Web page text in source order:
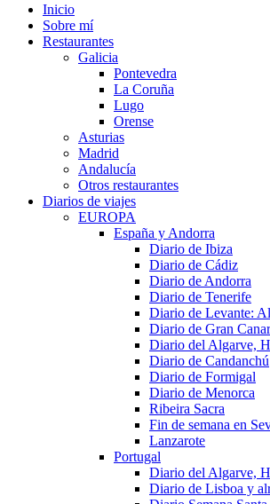
Inicio
Sobre mí
Restaurantes
Galicia
Pontevedra
La Coruña
Lugo
Orense
Asturias
Madrid
Andalucía
Otros restaurantes
Diarios de viajes
EUROPA
España y Andorra
Diario de Ibiza
Diario de Cádiz
Diario de Andorra
Diario de Tenerife
Diario de Levante:
Diario de Gran
Diario del Algarve,
Diario de Candanchú
Diario de Formigal
Diario de Menorca
Ribeira Sacra
Fin de semana en
Lanzarote
Portugal
Diario del Algarve,
Diario de Lisboa y